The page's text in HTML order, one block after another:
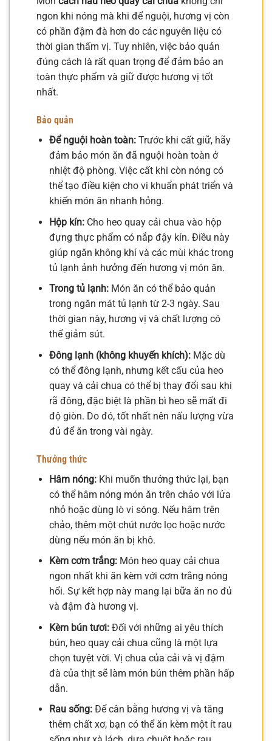
ngon khi nóng mà khi để nguội, hương vị còn
có phần đậm đà hơn do các nguyên liệu có
thời gian thấm vị. Tuy nhiên, việc bảo quản
đúng cách là rất quan trọng để đảm bảo an
toàn thực phẩm và giữ được hương vị tốt
nhất.
Bảo quản
Để nguội hoàn toàn:Trước khi cất giữ, hãy
đảm bảo món ăn đã nguội hoàn toàn ở
nhiệt độ phòng. Việc cất khi còn nóng có
thể tạo điều kiện cho vi khuẩn phát triển và
khiến món ăn nhanh hỏng.
Hộp kín:Cho heo quay cải chua vào hộp
đựng thực phẩm có nắp đậy kín. Điều này
giúp ngăn không khí và các mùi khác trong
tủ lạnh ảnh hưởng đến hương vị món ăn.
Trong tủ lạnh:Món ăn có thể bảo quản
trong ngăn mát tủ lạnh từ 2-3 ngày. Sau
thời gian này, hương vị và chất lượng có
thể giảm sút.
Đông lạnh (không khuyến khích):Mặc dù
có thể đông lạnh, nhưng kết cấu của heo
quay và cải chua có thể bị thay đổi sau khi
rã đông, đặc biệt là phần bì heo sẽ mất đi
độ giòn. Do đó, tốt nhất nên nấu lượng vừa
đủ để ăn trong vài ngày.
Thưởng thức
Hâm nóng:Khi muốn thưởng thức lại, bạn
có thể hâm nóng món ăn trên chảo với lửa
nhỏ hoặc dùng lò vi sóng. Nếu hâm trên
chảo, thêm một chút nước lọc hoặc nước
dùng nếu món ăn bị khô.
Kèm cơm trắng:Món heo quay cải chua
ngon nhất khi ăn kèm với cơm trắng nóng
hổi. Sự kết hợp này mang lại bữa ăn no đủ
và đậm đà hương vị.
Kèm bún tươi:Đối với những ai yêu thích
bún, heo quay cải chua cũng là một lựa
chọn tuyệt vời. Vị chua của cải và vị đậm
đà của thịt sẽ làm món bún thêm phần hấp
dẫn.
Rau sống:Để cân bằng hương vị và tăng
thêm chất xơ, bạn có thể ăn kèm một ít rau